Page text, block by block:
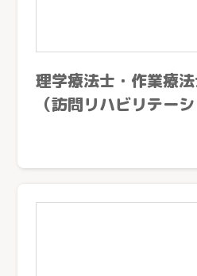
理学療法士・作業療
（訪問リハビリテー